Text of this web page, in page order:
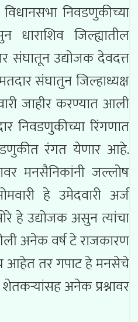
विधानसभा निवडणुकीच्या
जिल्ह्यातील
संघातून उद्योजक देवदत्त
संघातुन जिल्हाध्यक्ष
जाहीर करण्यात आली
निवडणुकीच्या रिंगणात
रंगत येणार आहे.
मनसैनिकांनी जल्लोष
हे उमेदवारी अर्ज
हे उद्योजक असुन त्यांचा
अनेक वर्ष टे राजकारण
आहेत तर गपाट हे मनसेचे
अनेक प्रश्नावर